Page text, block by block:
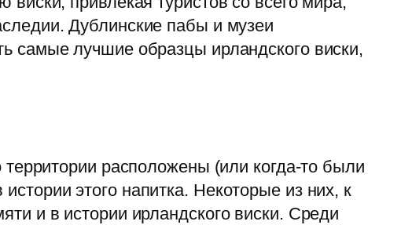
Дублинские пабы и музеи
самые лучшие образцы ирландского виски,
территории расположены (или когда-то были
этого напитка. Некоторые из них, к
и в истории ирландского виски. Среди